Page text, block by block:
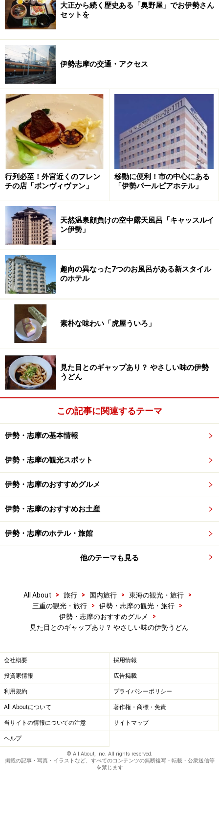
大正から続く歴史ある「奥野屋」でお伊勢さん
セットを
伊勢志摩の交通・アクセス
行列必至！外宮近くのフレン
チの店「ボンヴィヴァン」
移動に便利！市の中心にある
「伊勢パールピアホテル」
天然温泉顔負けの空中露天風呂「キャッスルイ
ン伊勢」
趣向の異なった7つのお風呂がある新スタイル
のホテル
素朴な味わい「虎屋ういろ」
見た目とのギャップあり？ やさしい味の伊勢
うどん
この記事に関連するテーマ
伊勢・志摩の基本情報
伊勢・志摩の観光スポット
伊勢・志摩のおすすめグルメ
伊勢・志摩のおすすめお土産
伊勢・志摩のホテル・旅館
他のテーマも見る
All About > 旅行 > 国内旅行 > 東海の観光・旅行
>
三重の観光・旅行
> 伊勢・志摩の観光・旅行
>
伊勢・志摩のおすすめグルメ
>
見た目とのギャップあり？ やさしい味の伊勢うどん
会社概要 採用情報
投資家情報 広告掲載
利用規約 プライバシーポリシー
All Aboutについて 著作権・商標・免責
当サイトの情報についての注意 サイトマップ
ヘルプ
© All About, Inc. All rights reserved.
掲載の記事・写真・イラストなど、すべてのコンテンツの無断複写・転載・公衆送信等
を禁じます